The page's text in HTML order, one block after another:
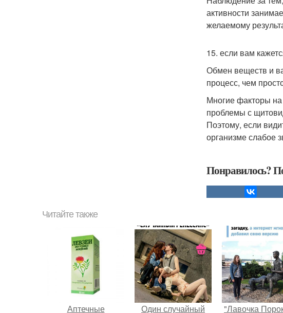
активности
желаемому
15. если вам
Обмен веществ и
процесс, чем
Многие факторы на
проблемы с
Поэтому, если
организме слабое
Понравилось?
Читайте также
Аптечные Один случайный "Лавочка